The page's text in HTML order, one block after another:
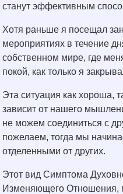
станут эффективным
Хотя раньше я посещал
мероприятиях в течение
собственном мире, где
покой, как только я
Эта ситуация как хороша,
зависит от нашего
не можем соединиться с
пожелаем, тогда мы
отделенными от других.
Этот вид Симптома
Изменяющего Отношения,